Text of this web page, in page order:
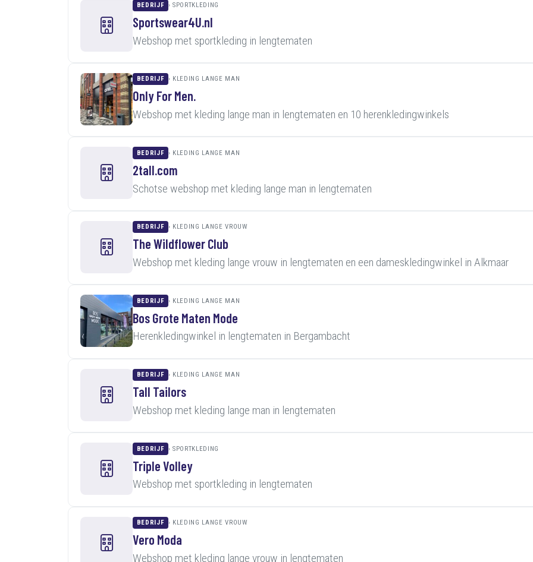
BEDRIJF SPORTKLEDING
Sportswear4U.nl
Webshop met sportkleding in lengtematen
BEDRIJF KLEDING LANGE MAN
Only For Men.
Webshop met kleding lange man in lengtematen en 10 herenkledingwinkels
BEDRIJF KLEDING LANGE MAN
2tall.com
Schotse webshop met kleding lange man in lengtematen
BEDRIJF KLEDING LANGE VROUW
The Wildflower Club
Webshop met kleding lange vrouw in lengtematen en een dameskledingwinkel in Alkmaar
BEDRIJF KLEDING LANGE MAN
Bos Grote Maten Mode
Herenkledingwinkel in lengtematen in Bergambacht
BEDRIJF KLEDING LANGE MAN
Tall Tailors
Webshop met kleding lange man in lengtematen
BEDRIJF SPORTKLEDING
Triple Volley
Webshop met sportkleding in lengtematen
BEDRIJF KLEDING LANGE VROUW
Vero Moda
Webshop met kleding lange vrouw in lengtematen